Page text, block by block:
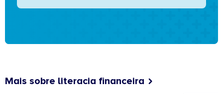
Mais sobre literacia financeira